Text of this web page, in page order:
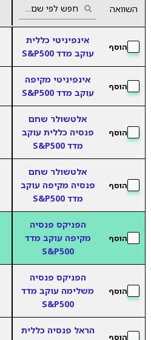
השוואה
הוסף
אינפיניטי כללית
עוקב מדד S&P500
הוסף
אינפיניטי מקיפה
עוקב מדד S&P500
הוסף
אלטשולר שחם
פנסיה כללית עוקב
מדד S&P500
הוסף
אלטשולר שחם
פנסיה מקיפה עוקב
מדד S&P500
הוסף
הפניקס פנסיה
מקיפה עוקב מדד
S&P500
הוסף
הפניקס פנסיה
משלימה עוקב מדד
S&P500
הוסף
הראל פנסיה כללית